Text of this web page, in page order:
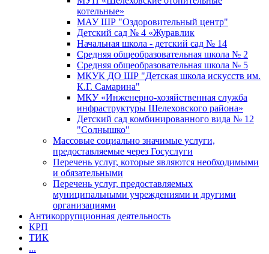
котельные»
МАУ ШР "Оздоровительный центр"
Детский сад № 4 «Журавлик
Начальная школа - детский сад № 14
Средняя общеобразовательная школа № 2
Средняя общеобразовательная школа № 5
МКУК ДО ШР "Детская школа искусств им.
К.Г. Самарина"
МКУ «Инженерно-хозяйственная служба
инфраструктуры Шелеховского района»
Детский сад комбинированного вида № 12
"Солнышко"
Массовые социально значимые услуги,
предоставляемые через Госуслуги
Перечень услуг, которые являются необходимыми
и обязательными
Перечень услуг, предоставляемых
муниципальными учреждениями и другими
организациями
Антикоррупционная деятельность
КРП
ТИК
...